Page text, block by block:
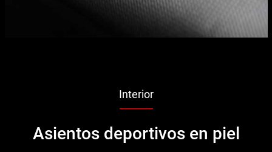
Interior
Asientos deportivos en piel